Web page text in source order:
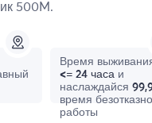
500M.
Время
<= 24 часа и
наслаждайся
время
работы